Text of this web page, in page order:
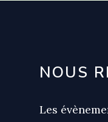
NOUS
Les